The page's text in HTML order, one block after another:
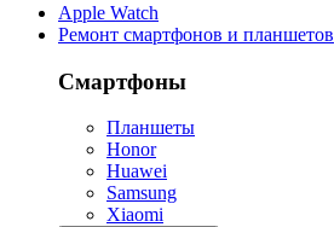
Apple Watch
Ремонт смартфонов и планшетов
Смартфоны
Планшеты
Honor
Huawei
Samsung
Xiaomi